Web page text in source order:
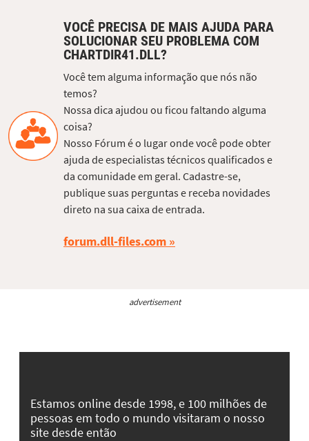
VOCÊ PRECISA DE MAIS AJUDA PARA
SOLUCIONAR SEU PROBLEMA COM
CHARTDIR41.DLL?
Você tem alguma informação que nós não
temos?
Nossa dica ajudou ou ficou faltando alguma
coisa?
Nosso Fórum é o lugar onde você pode obter
ajuda de especialistas técnicos qualificados e
da comunidade em geral. Cadastre-se,
publique suas perguntas e receba novidades
direto na sua caixa de entrada.
forum.dll-files.com
advertisement
Estamos online desde 1998, e 100 milhões de
pessoas em todo o mundo visitaram o nosso
site desde então